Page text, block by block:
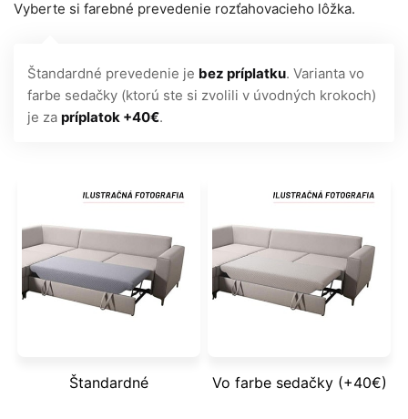
Vyberte si farebné prevedenie rozťahovacieho lôžka.
Štandardné prevedenie je bez príplatku. Varianta vo
farbe sedačky (ktorú ste si zvolili v úvodných krokoch)
je za príplatok +40€.
Štandardné Vo farbe sedačky (+40€)